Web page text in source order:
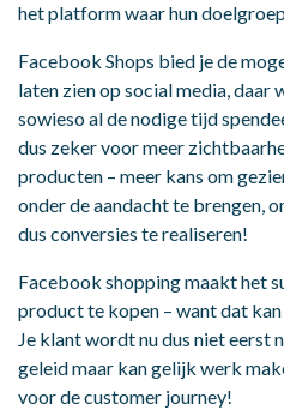
het platform waar hun
Facebook Shops bied je de
laten zien op social media, daar
sowieso al de nodige tijd
dus zeker voor meer
producten – meer kans om
onder de aandacht te brengen,
dus conversies te realiseren!
Facebook shopping maakt het
product te kopen – want dat
Je klant wordt nu dus niet eerst
geleid maar kan gelijk werk
voor de customer journey!